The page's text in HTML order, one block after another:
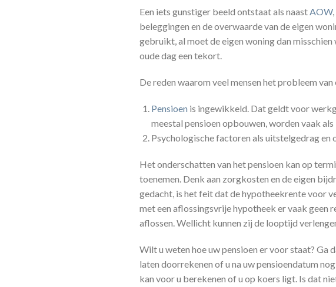
Een iets gunstiger beeld ontstaat als naastAOW
beleggingen en de overwaarde van de eigen
gebruikt, al moet de eigen woning dan
oude dag een tekort.
De reden waarom veel mensen het probleem
Pensioen is ingewikkeld. Dat geldt voor
meestal pensioen opbouwen, worden vaak
Psychologische factoren als uitstelgedrag en
Het onderschatten van het pensioen kan op
toenemen. Denk aan zorgkosten en de eigen
gedacht, is het feit dat de hypotheekrente voor
met een aflossingsvrije hypotheek er vaak geen
aflossen. Wellicht kunnen zij de looptijd
Wilt u weten hoe uw pensioen er voor staat? Ga
laten doorrekenen of u na uw pensioendatum
kan voor u berekenen of u op koers ligt. Is dat